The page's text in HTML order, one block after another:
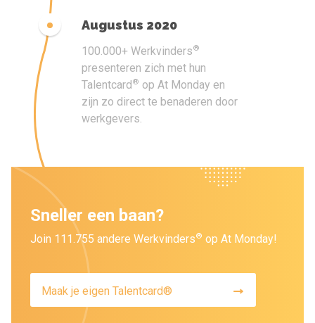
Augustus 2020
100.000+ Werkvinders®
presenteren zich met hun
Talentcard® op At Monday en
zijn zo direct te benaderen door
werkgevers.
Sneller een baan?
Join 111.755 andere Werkvinders® op At Monday!
Maak je eigen Talentcard®